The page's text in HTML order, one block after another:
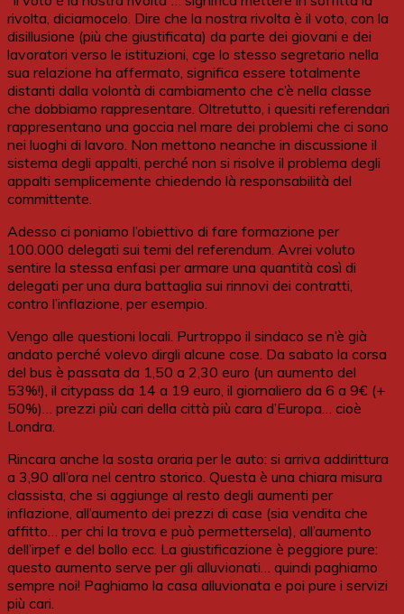
rivolta, diciamocelo. Dire che la nostra rivolta è il voto, con la
disillusione (più che giustificata) da parte dei giovani e dei
lavoratori verso le istituzioni, cge lo stesso segretario nella
sua relazione ha affermato, significa essere totalmente
distanti dalla volontà di cambiamento che c’è nella classe
che dobbiamo rappresentare. Oltretutto, i quesiti referendari
rappresentano una goccia nel mare dei problemi che ci sono
nei luoghi di lavoro. Non mettono neanche in discussione il
sistema degli appalti, perché non si risolve il problema degli
appalti semplicemente chiedendo là responsabilità del
committente.
Adesso ci poniamo l’obiettivo di fare formazione per
100.000 delegati sui temi del referendum. Avrei voluto
sentire la stessa enfasi per armare una quantità così di
delegati per una dura battaglia sui rinnovi dei contratti,
contro l’inflazione, per esempio.
Vengo alle questioni locali. Purtroppo il sindaco se n’è già
andato perché volevo dirgli alcune cose. Da sabato la corsa
del bus è passata da 1,50 a 2,30 euro (un aumento del
53%!), il citypass da 14 a 19 euro, il giornaliero da 6 a 9€ (+
50%)… prezzi più cari della città più cara d’Europa… cioè
Londra.
Rincara anche la sosta oraria per le auto: si arriva addirittura
a 3,90 all’ora nel centro storico. Questa è una chiara misura
classista, che si aggiunge al resto degli aumenti per
inflazione, all’aumento dei prezzi di case (sia vendita che
affitto… per chi la trova e può permettersela), all’aumento
dell’irpef e del bollo ecc. La giustificazione è peggiore pure:
questo aumento serve per gli alluvionati… quindi paghiamo
sempre noi! Paghiamo la casa alluvionata e poi pure i servizi
più cari.